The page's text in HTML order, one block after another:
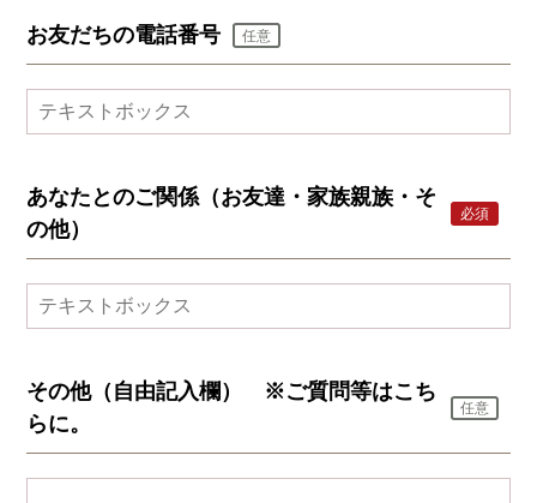
お友だちの電話番号 任意
あなたとのご関係（お友達・家族親族・そ
の他）
必須
その他（自由記入欄） ※ご質問等はこち
らに。
任意